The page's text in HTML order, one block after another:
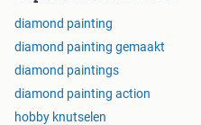
diamond painting
diamond painting gemaakt
diamond paintings
diamond painting action
hobby knutselen